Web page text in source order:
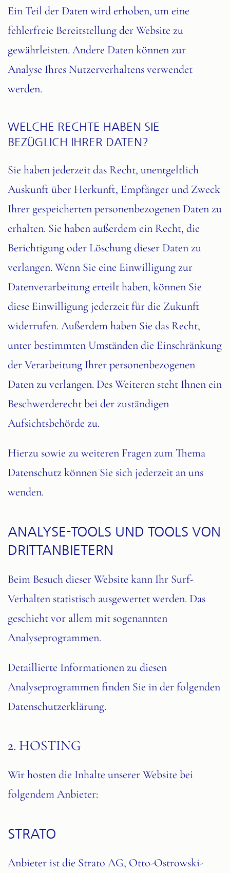
Ein Teil der Daten wird erhoben, um eine
fehlerfreie Bereitstellung der Website zu
gewährleisten. Andere Daten können zur
Analyse Ihres Nutzerverhaltens verwendet
werden.
WELCHE RECHTE HABEN SIE
BEZÜGLICH IHRER DATEN?
Sie haben jederzeit das Recht, unentgeltlich
Auskunft über Herkunft, Empfänger und Zweck
Ihrer gespeicherten personenbezogenen Daten zu
erhalten. Sie haben außerdem ein Recht, die
Berichtigung oder Löschung dieser Daten zu
verlangen. Wenn Sie eine Einwilligung zur
Datenverarbeitung erteilt haben, können Sie
diese Einwilligung jederzeit für die Zukunft
widerrufen. Außerdem haben Sie das Recht,
unter bestimmten Umständen die Einschränkung
der Verarbeitung Ihrer personenbezogenen
Daten zu verlangen. Des Weiteren steht Ihnen ein
Beschwerderecht bei der zuständigen
Aufsichtsbehörde zu.
Hierzu sowie zu weiteren Fragen zum Thema
Datenschutz können Sie sich jederzeit an uns
wenden.
ANALYSE-TOOLS UND TOOLS VON
DRITT­ANBIETERN
Beim Besuch dieser Website kann Ihr Surf-
Verhalten statistisch ausgewertet werden. Das
geschieht vor allem mit sogenannten
Analyseprogrammen.
Detaillierte Informationen zu diesen
Analyseprogrammen finden Sie in der folgenden
Datenschutzerklärung.
2. HOSTING
Wir hosten die Inhalte unserer Website bei
folgendem Anbieter:
STRATO
Anbieter ist die Strato AG, Otto-Ostrowski-